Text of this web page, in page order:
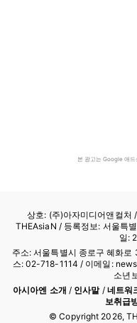
본 광고는 Google 애
상호: (주)아자미디어앤컬처
THEAsiaN / 등록정보: 서울특
일:
주소: 서울특별시 종로구 혜화
스: 02-718-1114 / 이메일:
소년
아시아엔 소개 / 인사말/ 네트워
보취급
© Copyright 2026,